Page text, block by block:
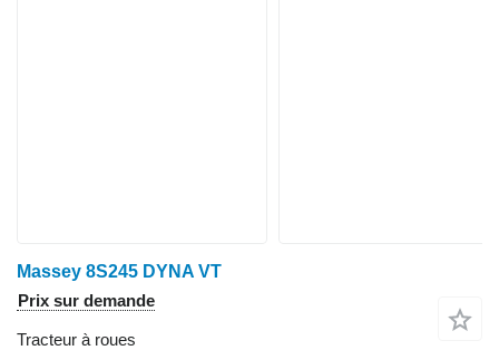
Massey 8S245 DYNA VT
Prix sur demande
Tracteur à roues